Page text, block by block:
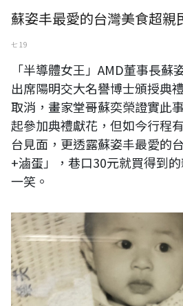
蘇姿丰最愛的台灣美食超親
七 19
「半導體女王」AMD董事長蘇
出席陽明交大名譽博士頒授典
取消，畫家堂哥蘇奕榮證實此
起參加典禮獻花，但如今行程
台見面，更透露蘇姿丰最愛的
+滷蛋」，巷口30元就買得到
一笑。